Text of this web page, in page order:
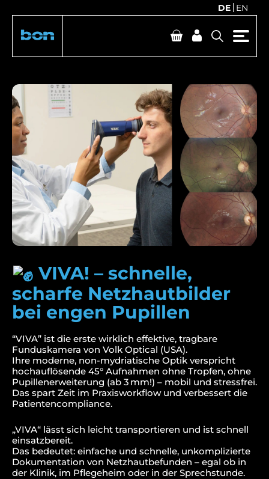
DE EN
VIVA! – schnelle,
scharfe Netzhautbilder
bei engen Pupillen
“VIVA” ist die erste wirklich effektive, tragbare
Funduskamera von Volk Optical (USA).
Ihre moderne, non-mydriatische Optik verspricht
hochauflösende 45° Aufnahmen ohne Tropfen, ohne
Pupillenerweiterung (ab 3 mm!) – mobil und stressfrei.
Das spart Zeit im Praxisworkflow und verbessert die
Patientencompliance.
„VIVA“ lässt sich leicht transportieren und ist schnell
einsatzbereit.
Das bedeutet: einfache und schnelle, unkomplizierte
Dokumentation von Netzhautbefunden – egal ob in
der Klinik, im Pflegeheim oder in der Sprechstunde.